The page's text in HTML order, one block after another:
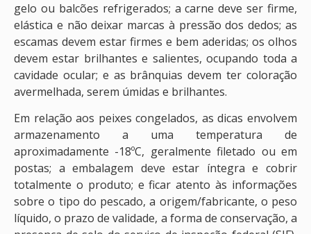
gelo ou balcões refrigerados; a carne deve ser firme,
elástica e não deixar marcas à pressão dos dedos; as
escamas devem estar firmes e bem aderidas; os olhos
devem estar brilhantes e salientes, ocupando toda a
cavidade ocular; e as brânquias devem ter coloração
avermelhada, serem úmidas e brilhantes.
Em relação aos peixes congelados, as dicas envolvem
armazenamento a uma temperatura de
aproximadamente -18ºC, geralmente filetado ou em
postas; a embalagem deve estar íntegra e cobrir
totalmente o produto; e ficar atento às informações
sobre o tipo do pescado, a origem/fabricante, o peso
líquido, o prazo de validade, a forma de conservação, a